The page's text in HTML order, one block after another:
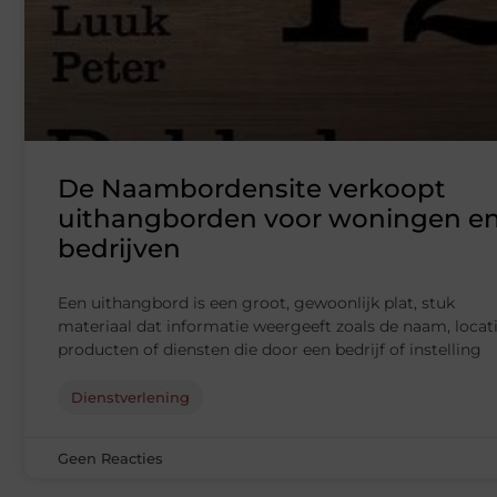
De Naambordensite verkoopt
uithangborden voor woningen
bedrijven
Een uithangbord is een groot, gewoonlijk plat, stuk
materiaal dat informatie weergeeft zoals de naam,
producten of diensten die door een bedrijf of instelling
Dienstverlening
Geen Reacties